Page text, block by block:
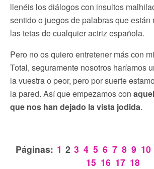
llenéis los diálogos con insultos
sentido o juegos de palabras que están
las tetas de cualquier actriz española.
Pero no os quiero entretener más con
Total, seguramente nosotros haríamos
la vuestra o peor, pero por suerte
la pared. Así que empezamos con
que nos han dejado la vista jodida.
Páginas: 1 2 3 4 5 6 7 8 9 10
15 16 17 18